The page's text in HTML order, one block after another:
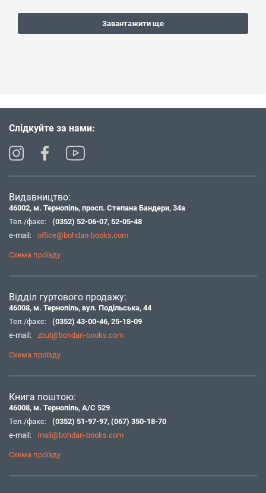
Завантажити ще
Слідкуйте за нами:
Видавництво:
46002, м. Тернопіль, просп. Степана Бандери, 34а
Тел./факс:
(0352) 52-06-07, 52-05-48
e-mail:
office@bohdan-books.com
Схема проїзду
Відділ гуртового продажу:
46008, м. Тернопіль, вул. Подільська, 44
Тел./факс:
(0352) 43-00-46, 25-18-09
e-mail:
zbut@bohdan-books.com
Схема проїзду
Книга поштою:
46008, м. Тернопіль, А/С 529
Тел./факс:
(0352) 51-97-97, (067) 350-18-70
e-mail:
mail@bohdan-books.com
Схема проїзду